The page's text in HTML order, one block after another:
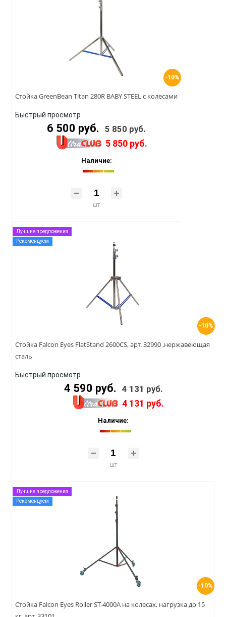
-10%
Стойка GreenBean Titan 280R BABY STEEL с колесами
Быстрый просмотр
6 500 руб. 5 850 руб.
5 850 руб.
Наличие:
шт
-10%
Лучшие предложения
Рекомендуем
Стойка Falcon Eyes FlatStand 2600CS, арт. 32990 ,нержавеющая
сталь
Быстрый просмотр
4 590 руб. 4 131 руб.
4 131 руб.
Наличие:
шт
-10%
Лучшие предложения
Рекомендуем
Стойка Falcon Eyes Roller ST-4000A на колесах, нагрузка до 15